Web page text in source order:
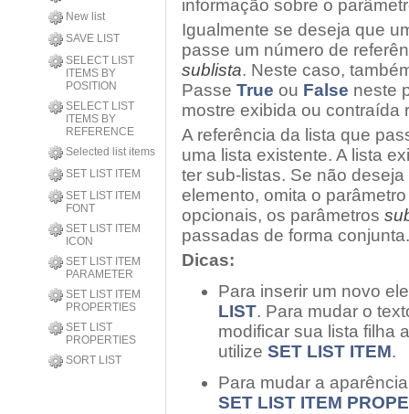
New list
SAVE LIST
SELECT LIST
ITEMS BY
POSITION
SELECT LIST
ITEMS BY
REFERENCE
Selected list items
SET LIST ITEM
SET LIST ITEM
FONT
SET LIST ITEM
ICON
SET LIST ITEM
PARAMETER
SET LIST ITEM
PROPERTIES
SET LIST
PROPERTIES
SORT LIST
informação sobre o
Igualmente se deseja que
passe um número de
sublista. Neste caso,
Passe True ou False neste
mostre exibida ou contraída
A referência da lista que
uma lista existente. A lista
ter sub-listas. Se não
elemento, omita o
opcionais, os parâmetros
passadas de forma conjunta.
Dicas:
Para inserir um novo
LIST. Para mudar o
modificar sua lista filha
utilize SET LIST ITEM.
Para mudar a
SET LIST ITEM